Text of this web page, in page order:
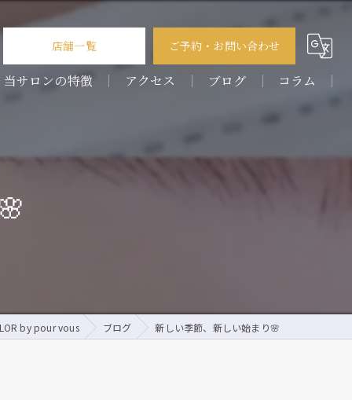
店舗一覧 ご予約・お問い合わせ
当サロンの特徴
ボリュームラッシュ
アクセス ブログ コラム
by pour vous ブログ 新しい季節、新しい始まり🌸